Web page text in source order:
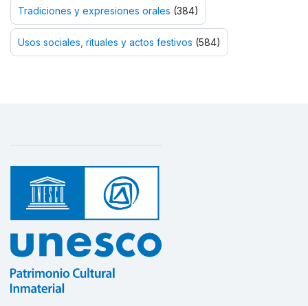
Tradiciones y expresiones orales (384)
Usos sociales, rituales y actos festivos (584)